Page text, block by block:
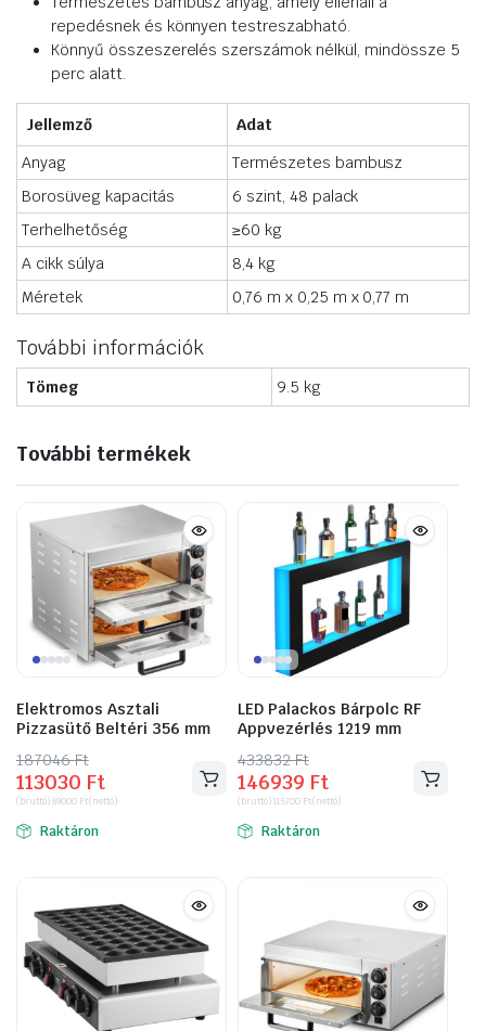
repedésnek és könnyen testreszabható.
Könnyű összeszerelés szerszámok nélkül, mindössze 5
perc alatt.
Jellemző
Adat
Anyag
Természetes bambusz
Borosüveg kapacitás
6 szint, 48 palack
Terhelhetőség
≥60 kg
A cikk súlya
8,4 kg
Méretek
0,76 m x 0,25 m x 0,77 m
További információk
Tömeg 9.5 kg
További termékek
Elektromos Asztali
Pizzasütő Beltéri 356 mm
187046Ft
Original
price
was:
187046 Ft.
113030 Ft
Current
price
is:
113030 Ft.
(bruttó)89000 Ft(nettó)
Raktáron
LED Palackos Bárpolc RF
Appvezérlés 1219 mm
433832Ft
Original
price
was:
433832 Ft.
146939 Ft
Current
price
is:
146939 Ft.
(bruttó)115700 Ft(nettó)
Raktáron